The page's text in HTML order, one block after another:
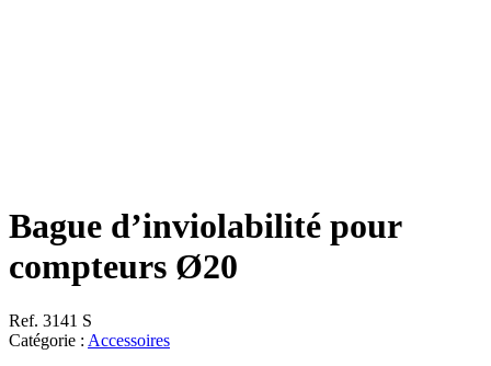
Bague d’inviolabilité pour
compteurs Ø20
Ref. 3141 S
Catégorie : Accessoires